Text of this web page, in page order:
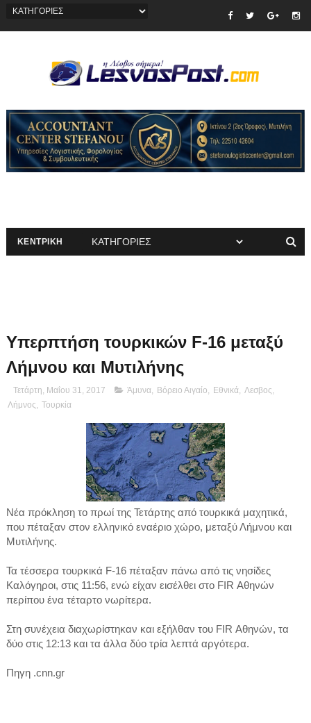
ΚΕΝΤΡΙΚΗ
Υπερπτήση τουρκικών F-16 μεταξύ
Λήμνου και Μυτιλήνης
Τετάρτη, Μαΐου 31, 2017 Άμυνα, Βόρειο Αιγαίο Εθνικά, Λεσβος
Λήμνος
Τουρκία
Νέα πρόκληση το πρωί της Τετάρτης από τουρκικά μαχητικά,
που πέταξαν στον ελληνικό εναέριο χώρο, μεταξύ Λήμνου και
Μυτιλήνης.
Τα τέσσερα τουρκικά F-16 πέταξαν πάνω από τις νησίδες
Καλόγηροι, στις 11:56, ενώ είχαν εισέλθει στο FIR Αθηνών
περίπου ένα τέταρτο νωρίτερα.
Στη συνέχεια διαχωρίστηκαν και εξήλθαν του FIR Αθηνών, τα
δύο στις 12:13 και τα άλλα δύο τρία λεπτά αργότερα.
Πηγη .cnn.gr